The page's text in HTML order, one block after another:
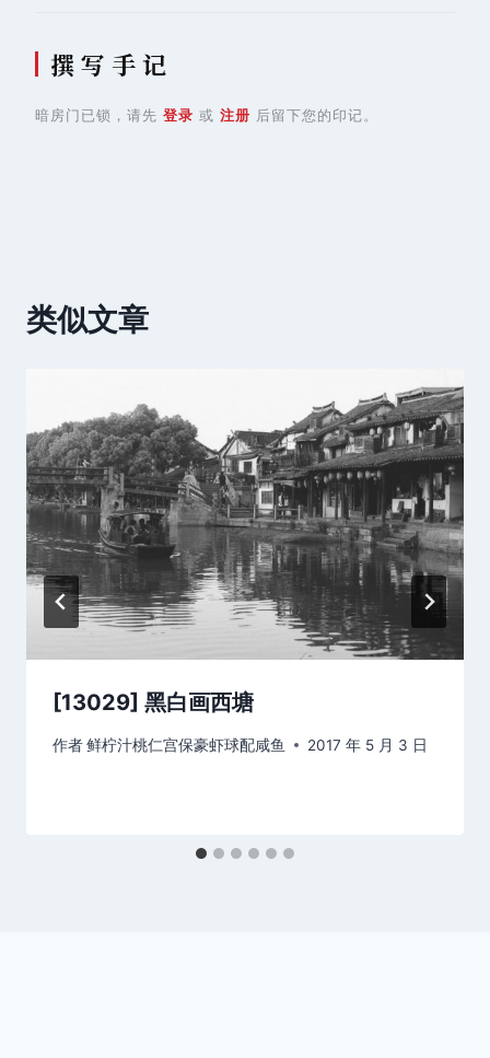
撰 写 手 记
暗房门已锁，请先 登录 或 注册 后留下您的印记。
类似文章
[13029] 黑白画西塘
作者鲜柠汁桃仁宫保豪虾球配咸鱼 2017 年 5 月 3 日